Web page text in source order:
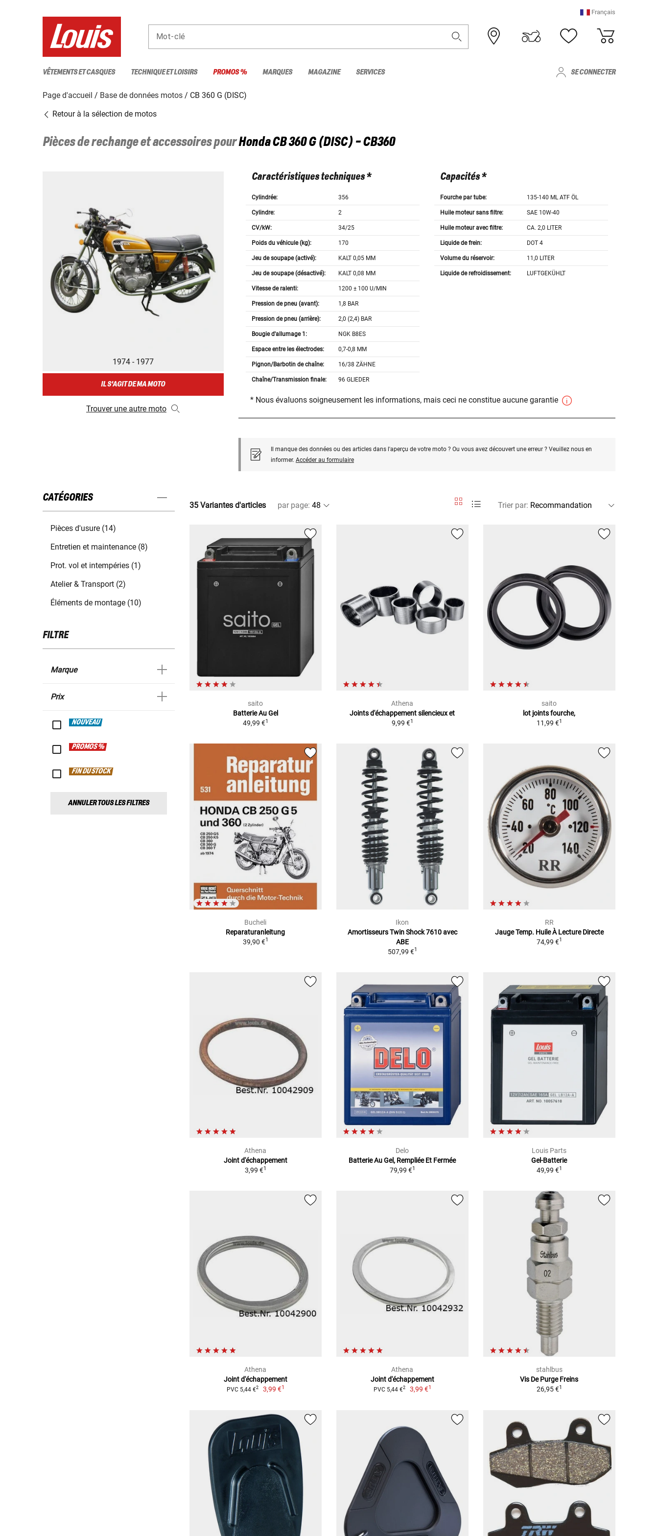
Français
Mot-clé
VÊTEMENTS ET CASQUES TECHNIQUE ET LOISIRS PROMOS % MARQUES MAGAZINE SERVICES SE CONNECTER
Page d'accueil Base de données motos
CB 360 G (DISC)
Retour à la sélection de motos
Pièces de rechange et accessoires pourHondaCB 360 G (DISC) - CB360
1974 - 1977
IL S'AGIT DE MA MOTO
Trouver une autre moto
Caractéristiques techniques *
Cylindrée: 356
Cylindre: 2
CV/kW: 34/25
Poids du véhicule (kg): 170
Jeu de soupape (activé): KALT 0,05 MM
Jeu de soupape (désactivé): KALT 0,08 MM
Vitesse de ralenti: 1200 ± 100 U/MIN
Pression de pneu (avant): 1,8 BAR
Pression de pneu (arrière): 2,0 (2,4) BAR
Bougie d'allumage 1: NGK B8ES
Espace entre les électrodes: 0,7-0,8 MM
Pignon/Barbotin de chaîne: 16/38 ZÄHNE
Chaîne/Transmission finale: 96 GLIEDER
Capacités *
Fourche par tube: 135-140 ML ATF ÖL
Huile moteur sans filtre: SAE 10W-40
Huile moteur avec filtre: CA. 2,0 LITER
Liquide de frein: DOT 4
Volume du réservoir: 11,0 LITER
Liquide de refroidissement: LUFTGEKÜHLT
* Nous évaluons soigneusement les informations, mais ceci ne constitue aucune garantie
Il manque des données ou des articles dans l'aperçu de votre moto ? Ou vous avez découvert une erreur ? Veuillez nous en
informer. Accéder au formulaire
CATÉGORIES
Pièces d'usure (14)
Entretien et maintenance (8)
Prot. vol et intempéries (1)
Atelier & Transport (2)
Éléments de montage (10)
FILTRE
Marque
Prix
NOUVEAU
PROMOS %
FIN DU STOCK
ANNULER TOUS LES FILTRES
35 Variantes d'articles par page: Trier par:
saito
Batterie Au Gel
49,99 €1
Athena
Joints d'échappement silencieux et
9,99 €1
saito
lot joints fourche,
11,99 €1
Bucheli
Reparaturanleitung
39,90 €1
Ikon
Amortisseurs Twin Shock 7610 avec
ABE
507,99 €1
RR
Jauge Temp. Huile À Lecture Directe
74,99 €1
Athena
Joint d'échappement
3,99 €1
Delo
Batterie Au Gel, Rempliée Et Fermée
79,99 €1
Louis Parts
Gel-Batterie
49,99 €1
Athena
Joint d'échappement
PVC 5,44 €2 3,99 €1
Athena
Joint d'échappement
PVC 5,44 €2 3,99 €1
stahlbus
Vis De Purge Freins
26,95 €1